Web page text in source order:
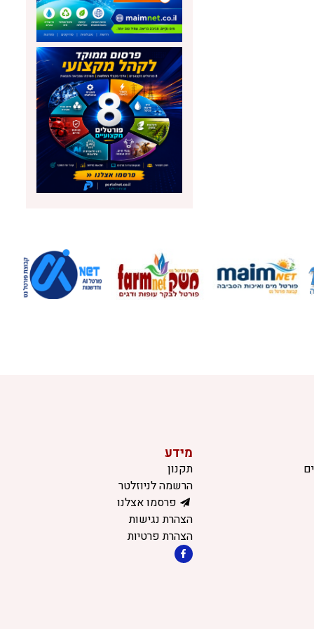
מידע
תקנון
הרשמה לניוזלטר
פרסמו אצלנו
הצהרת נגישות
הצהרת פרטיות